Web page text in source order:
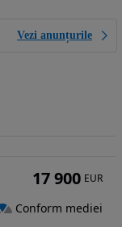
Vezi anunțurile
17 900 EUR
Conform mediei